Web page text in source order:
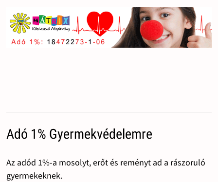
Adó 1% Gyermekvédelemre
Az adód 1%-a mosolyt, erőt és reményt ad a rászoruló
gyermekeknek.